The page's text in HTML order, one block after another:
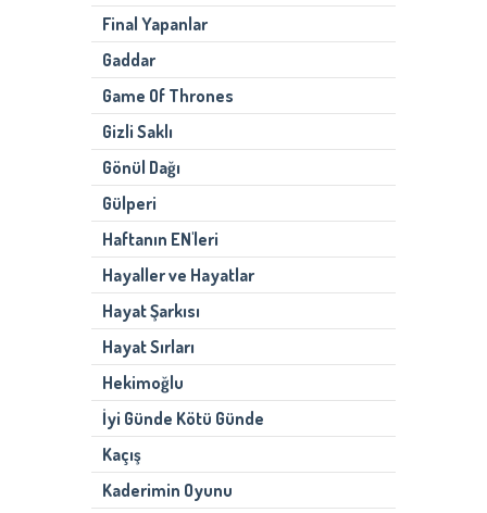
Final Yapanlar
Gaddar
Game Of Thrones
Gizli Saklı
Gönül Dağı
Gülperi
Haftanın EN'leri
Hayaller ve Hayatlar
Hayat Şarkısı
Hayat Sırları
Hekimoğlu
İyi Günde Kötü Günde
Kaçış
Kaderimin Oyunu